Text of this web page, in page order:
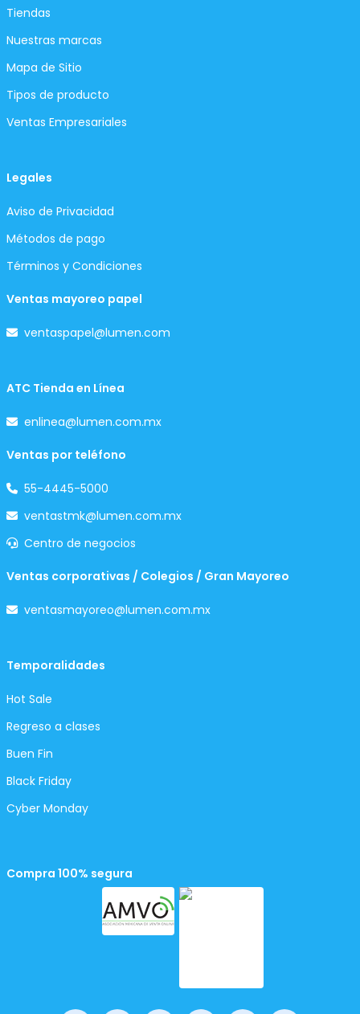
Tiendas
Nuestras marcas
Mapa de Sitio
Tipos de producto
Ventas Empresariales
Legales
Aviso de Privacidad
Métodos de pago
Términos y Condiciones
Ventas mayoreo papel
ventaspapel@lumen.com
ATC Tienda en Línea
enlinea@lumen.com.mx
Ventas por teléfono
55-4445-5000
ventastmk@lumen.com.mx
Centro de negocios
Ventas corporativas / Colegios / Gran Mayoreo
ventasmayoreo@lumen.com.mx
Temporalidades
Hot Sale
Regreso a clases
Buen Fin
Black Friday
Cyber Monday
Compra 100% segura